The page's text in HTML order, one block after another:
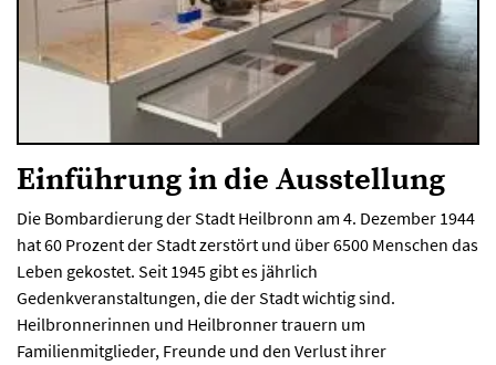
Einführung in die Ausstellung
Die Bombardierung der Stadt Heilbronn am 4. Dezember 1944
hat 60 Prozent der Stadt zerstört und über 6500 Menschen das
Leben gekostet. Seit 1945 gibt es jährlich
Gedenkveranstaltungen, die der Stadt wichtig sind.
Heilbronnerinnen und Heilbronner trauern um
Familienmitglieder, Freunde und den Verlust ihrer